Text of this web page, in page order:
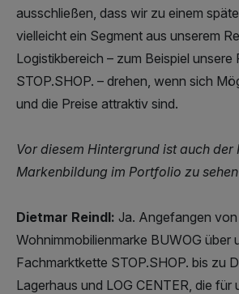
ausschließen, dass wir zu einem
vielleicht ein Segment aus unserem
Logistikbereich – zum Beispiel unsere
STOP.SHOP. – drehen, wenn sich
und die Preise attraktiv sind.
Vor diesem Hintergrund ist auch der
Markenbildung im Portfolio zu
Dietmar Reindl: Ja. Angefangen
Wohnimmobilienmarke BUWOG über
Fachmarktkette STOP.SHOP. bis zu
Lagerhaus und LOG CENTER, die für